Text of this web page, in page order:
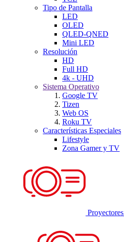
Tipo de Pantalla
LED
OLED
QLED-QNED
Mini LED
Resolución
HD
Full HD
4k - UHD
Sistema Operativo
Google TV
Tizen
Web OS
Roku TV
Características Especiales
Lifestyle
Zona Gamer y TV
Proyectores